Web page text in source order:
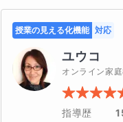
英語の長文が、少しず
本物の言語の力をつ
授業の見える化機能 対応
ユウコ
オンライン家
指導歴